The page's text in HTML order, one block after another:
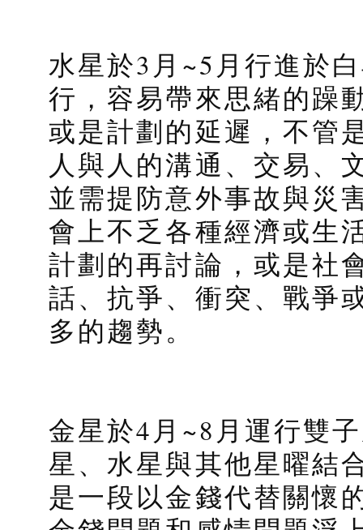
水星於3月~5月行進於
行，容易帶來思緒的躁
或是計劃的延遲，不管
人與人的溝通、交易、
並需提防意外事故與災
會上不乏各種經濟或生
計劃的再討論，或是社
話、抗爭、衝突、戰爭
多的趨勢。
金星於4月~8月運行雙
星、水星與其他星曜結
是一段以金錢代替關懷